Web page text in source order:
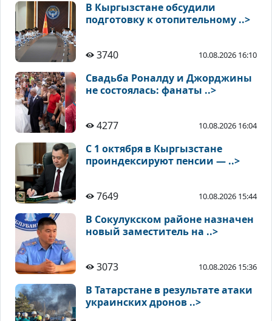
В Кыргызстане обсудили
подготовку к отопительному ..>
3740 10.08.2026 16:10
Свадьба Роналду и Джорджины
не состоялась: фанаты ..>
4277 10.08.2026 16:04
С 1 октября в Кыргызстане
проиндексируют пенсии — ..>
7649 10.08.2026 15:44
В Сокулукском районе назначен
новый заместитель на ..>
3073 10.08.2026 15:36
В Татарстане в результате атаки
украинских дронов ..>